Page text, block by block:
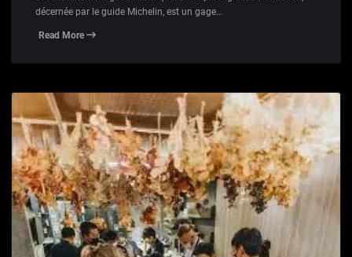
décernée par le guide Michelin, est un gage…
Read More